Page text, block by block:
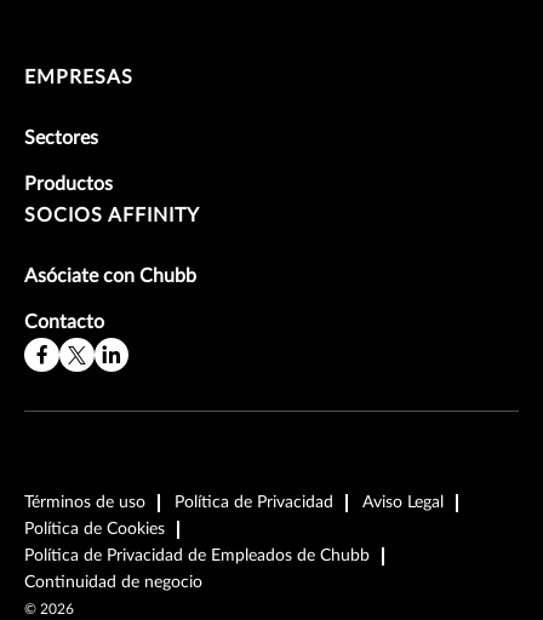
EMPRESAS
Sectores
Productos
SOCIOS AFFINITY
Asóciate con Chubb
Contacto
Términos de uso Política de Privacidad
Aviso Legal
Política de Cookies
Política de Privacidad de Empleados de Chubb
Continuidad de negocio
© 2026